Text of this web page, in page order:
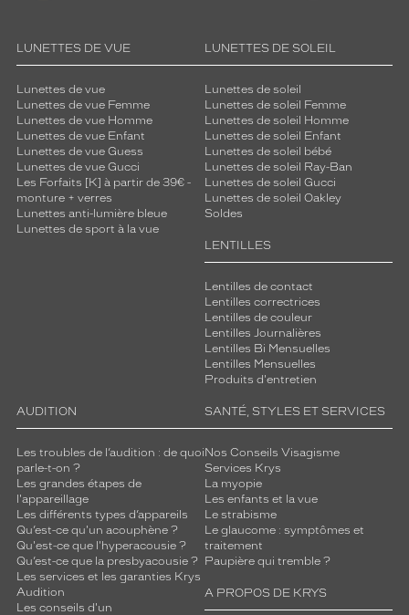
LUNETTES DE VUE
Lunettes de vue
Lunettes de vue Femme
Lunettes de vue Homme
Lunettes de vue Enfant
Lunettes de vue Guess
Lunettes de vue Gucci
Les Forfaits [K] à partir de 39€ -
monture + verres
Lunettes anti-lumière bleue
Lunettes de sport à la vue
LUNETTES DE SOLEIL
Lunettes de soleil
Lunettes de soleil Femme
Lunettes de soleil Homme
Lunettes de soleil Enfant
Lunettes de soleil bébé
Lunettes de soleil Ray-Ban
Lunettes de soleil Gucci
Lunettes de soleil Oakley
Soldes
LENTILLES
Lentilles de contact
Lentilles correctrices
Lentilles de couleur
Lentilles Journalières
Lentilles Bi Mensuelles
Lentilles Mensuelles
Produits d'entretien
AUDITION
Les troubles de l’audition : de quoi
parle-t-on ?
Les grandes étapes de
l'appareillage
Les différents types d’appareils
Qu’est-ce qu'un acouphène ?
Qu'est-ce que l'hyperacousie ?
Qu’est-ce que la presbyacousie ?
Les services et les garanties Krys
Audition
Les conseils d'un
SANTÉ, STYLES ET SERVICES
Nos Conseils Visagisme
Services Krys
La myopie
Les enfants et la vue
Le strabisme
Le glaucome : symptômes et
traitement
Paupière qui tremble ?
A PROPOS DE KRYS